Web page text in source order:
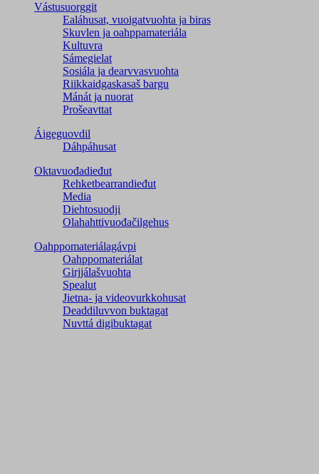
Vástusuorggit
Ealáhusat, vuoigatvuohta ja biras
Skuvlen ja oahppamateriála
Kultuvra
Sámegielat
Sosiála ja dearvvasvuohta
Riikkaidgaskasaš bargu
Mánát ja nuorat
Prošeavttat
Áigeguovdil
Dáhpáhusat
Oktavuođadieđut
Rehketbearrandieđut
Media
Diehtosuodji
Olahahttivuođačilgehus
Oahppomateriálagávpi
Oahppomateriálat
Girjjálašvuohta
Spealut
Jietna- ja videovurkkohusat
Deaddiluvvon buktagat
Nuvttá digibuktagat